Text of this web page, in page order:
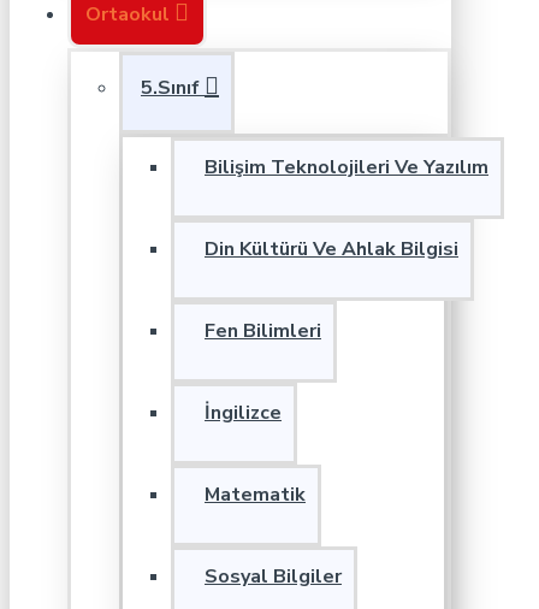
Ortaokul
5.Sınıf
Bilişim Teknolojileri Ve Yazılım
Din Kültürü Ve Ahlak Bilgisi
Fen Bilimleri
İngilizce
Matematik
Sosyal Bilgiler